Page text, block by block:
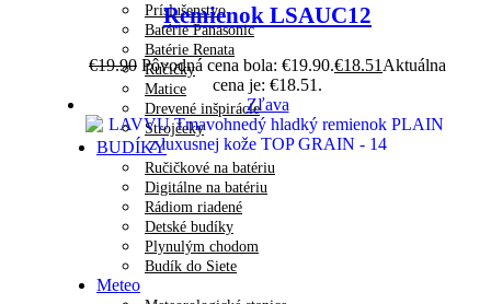
Príslušenstvo
Batérie Panasonic
Batérie Renata
Ručičky
Matice
Drevené inšpirácie
Strojčeky
BUDÍKY
Ručičkové na batériu
Digitálne na batériu
Rádiom riadené
Detské budíky
Plynulým chodom
Budík do Siete
Meteo
Remienok LSAUC12
€19.90 Pôvodná cena bola: €19.90.€18.51 Aktuálna
cena je: €18.51.
Zľava